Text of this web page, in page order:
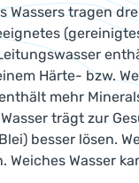
Wassers tragen
Härte- bzw.
mehr
Wasser trägt zur
besser lösen.
Weiches Wasser